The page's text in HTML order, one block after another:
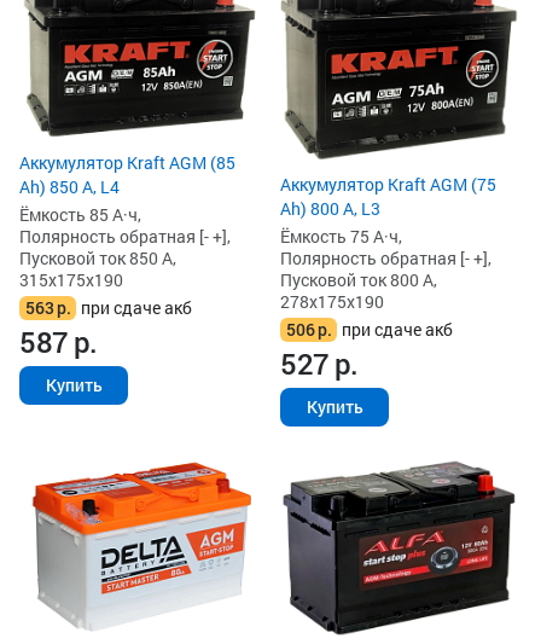
Аккумулятор Kraft AGM (85
Ah) 850 А, L4
Ёмкость 85 А·ч,
Полярность обратная [- +],
Пусковой ток 850 А,
315x175x190
563р. при сдаче акб
587р.
Купить
Аккумулятор Kraft AGM (75
Ah) 800 А, L3
Ёмкость 75 А·ч,
Полярность обратная [- +],
Пусковой ток 800 А,
278x175x190
506р. при сдаче акб
527р.
Купить